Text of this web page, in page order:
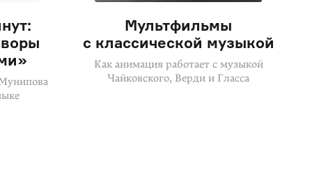
Мультфильмы
с классической музыкой
Как анимация работает с музыкой
Чайковского, Верди и Гласса